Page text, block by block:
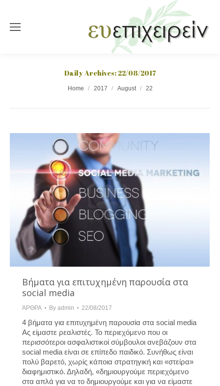
Daily Archives: 22/08/2017
Home 2017 August 22
Βήματα για επιτυχημένη παρουσία στα
social media
ΆΡΘΡΑ By admin 22/08/2017
4 βήματα για επιτυχημένη παρουσία στα social media
Aς είμαστε ρεαλιστές. Το περιεχόμενο που οι
περισσότεροι ασφαλιστικοί σύμβουλοι ανεβάζουν στα
social media είναι σε επίπεδο παιδικό. Συνήθως είναι
πολύ βαρετό, χωρίς κάποια στρατηγική και «στείρα»
διαφημιστικό. Δηλαδή, «δημιουργούμε περιεχόμενο
στα απλά για να το δημιουργούμε και για να είμαστε